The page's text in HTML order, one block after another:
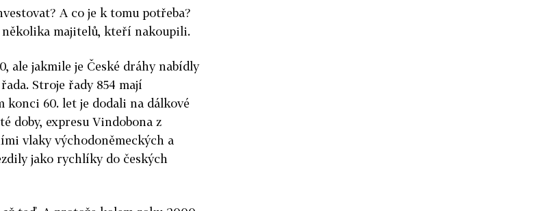
A co je k tomu potřeba?
několika majitelů, kteří nakoupili.
ale jakmile je České dráhy nabídly
Stroje řady 854 mají
60. let je dodali na dálkové
doby, expresu Vindobona z
vlaky východoněmeckých a
jako rychlíky do českých